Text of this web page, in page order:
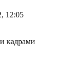
12:05